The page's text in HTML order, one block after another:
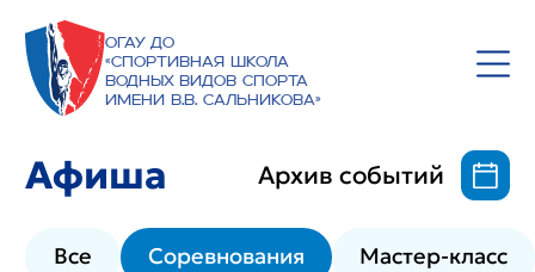
ОГАУ ДО
«Спортивная школа
водных видов спорта
имени В.В. Сальникова»
Афиша Архив событий
Все Соревнования Мастер-класс